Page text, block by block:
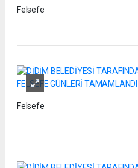
Felsefe
Felsefe